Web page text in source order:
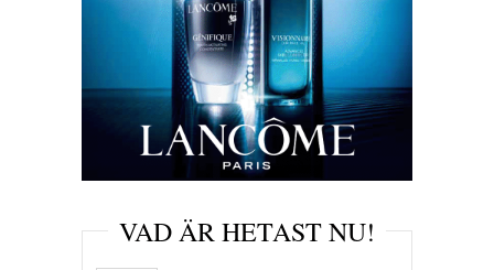
VAD ÄR HETAST NU!